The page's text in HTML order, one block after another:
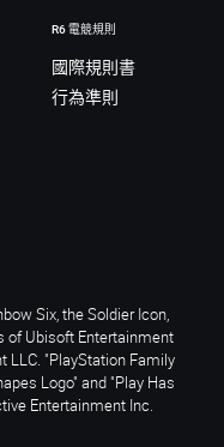
R6 電競規則
國際規則書
行為準則
Six, the Soldier Icon,
of Ubisoft Entertainment
LLC. "PlayStation Family
Logo" and "Play Has
Entertainment Inc.